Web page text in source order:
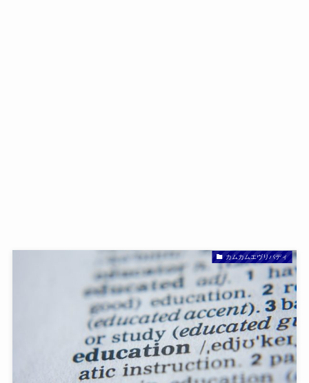
カムカムエヴリバディ